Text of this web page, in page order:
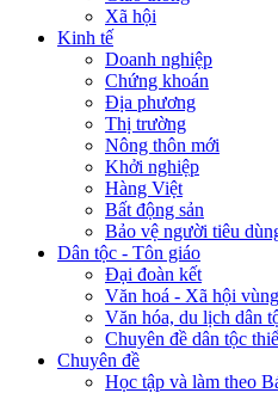
Xã hội
Kinh tế
Doanh nghiệp
Chứng khoán
Địa phương
Thị trường
Nông thôn mới
Khởi nghiệp
Hàng Việt
Bất động sản
Bảo vệ người tiêu
Dân tộc - Tôn giáo
Đại đoàn kết
Văn hoá - Xã hội
Văn hóa, du lịch dân
Chuyên đề dân tộc
Chuyên đề
Học tập và làm theo